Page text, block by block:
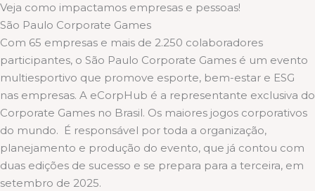
Veja como impactamos empresas e pessoas!
São Paulo Corporate Games
Com 65 empresas e mais de 2.250 colaboradores
participantes, o São Paulo Corporate Games é um evento
multiesportivo que promove esporte, bem-estar e ESG
nas empresas. A eCorpHub é a representante exclusiva do
Corporate Games no Brasil. Os maiores jogos corporativos
do mundo. É responsável por toda a organização,
planejamento e produção do evento, que já contou com
duas edições de sucesso e se prepara para a terceira, em
setembro de 2025.